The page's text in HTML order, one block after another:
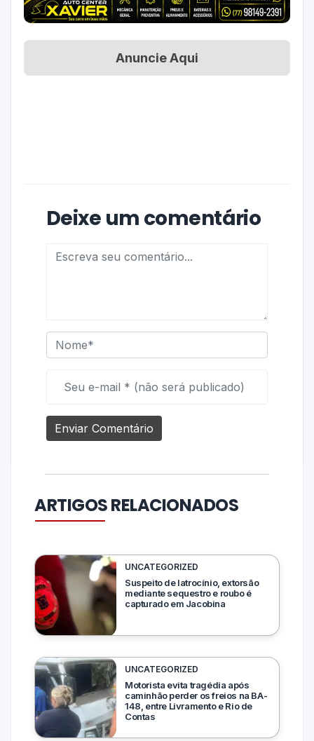
Anuncie Aqui
Deixe um comentário
ARTIGOS RELACIONADOS
UNCATEGORIZED
Suspeito de latrocínio, extorsão
mediante sequestro e roubo é
capturado em Jacobina
UNCATEGORIZED
Motorista evita tragédia após
caminhão perder os freios na BA-
148, entre Livramento e Rio de
Contas